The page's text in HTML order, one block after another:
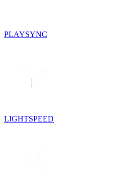
PLAYSYNC
LIGHTSPEED